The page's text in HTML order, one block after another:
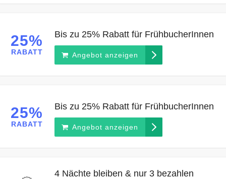
25%
RABATT
Bis zu 25% Rabatt für FrühbucherInnen
Angebot anzeigen
25%
RABATT
Bis zu 25% Rabatt für FrühbucherInnen
Angebot anzeigen
4 Nächte bleiben & nur 3 bezahlen